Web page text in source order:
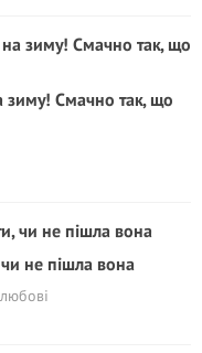
зиму! Смачно так, що
не пішла вона